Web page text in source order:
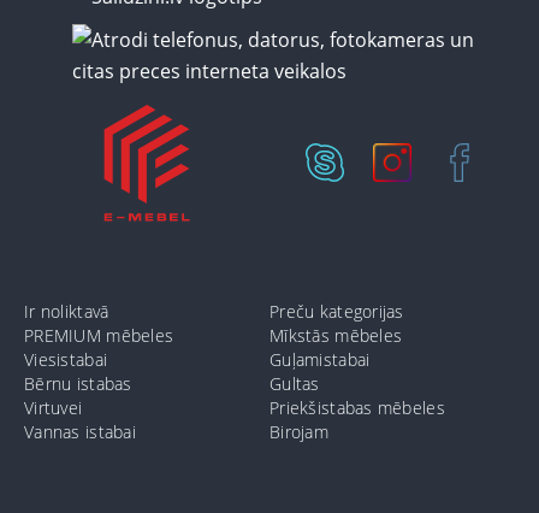
Ir noliktavā
Preču kategorijas
PREMIUM mēbeles
Mīkstās mēbeles
Viesistabai
Guļamistabai
Bērnu istabas
Gultas
Virtuvei
Priekšistabas mēbeles
Vannas istabai
Birojam